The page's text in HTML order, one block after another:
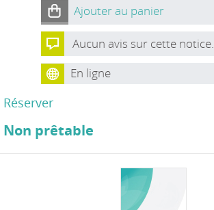
Ajouter au panier
Aucun avis sur cette notice.
En ligne
Réserver
Non prêtable